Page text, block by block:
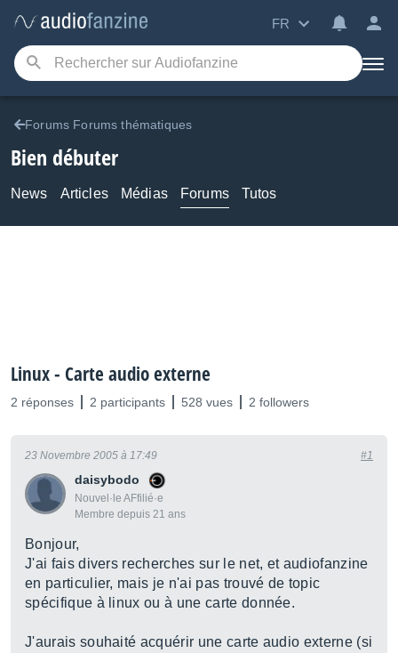
FR
Forums Forums thématiques
Bien débuter
News Articles Médias Forums Tutos
Linux - Carte audio externe
2 réponses 2 participants 528 vues 2 followers
daisybodo
Nouvel·le AFfilié·e
Membre depuis 21 ans
23 Novembre 2005 à 17:49 #1
Bonjour,
J'ai fais divers recherches sur le net, et audiofanzine
en particulier, mais je n'ai pas trouvé de topic
spécifique à linux ou à une carte donnée.
J'aurais souhaité acquérir une carte audio externe (si